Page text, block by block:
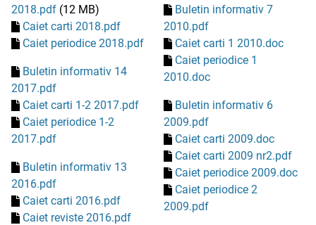
2018.pdf (12 MB)
Caiet carti 2018.pdf
Caiet periodice 2018.pdf
Buletin informativ 14
2017.pdf
Caiet carti 1-2 2017.pdf
Caiet periodice 1-2
2017.pdf
Buletin informativ 13
2016.pdf
Caiet carti 2016.pdf
Caiet reviste 2016.pdf
Buletin informativ 7
2010.pdf
Caiet carti 1 2010.doc
Caiet periodice 1
2010.doc
Buletin informativ 6
2009.pdf
Caiet carti 2009.doc
Caiet carti 2009 nr2.pdf
Caiet periodice 2009.doc
Caiet periodice 2
2009.pdf